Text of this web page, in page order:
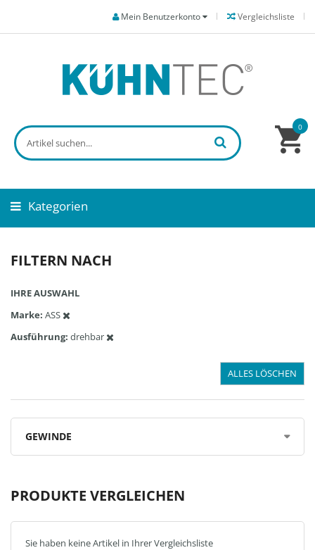
Vergleichsliste
Mein Benutzerkonto
0
Kategorien
FILTERN NACH
IHRE AUSWAHL
Marke ASS
Ausführung drehbar
ALLES LÖSCHEN
GEWINDE
PRODUKTE VERGLEICHEN
Sie haben keine Artikel in Ihrer Vergleichsliste